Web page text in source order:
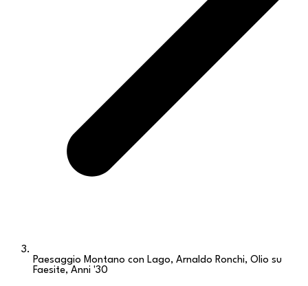
Paesaggio Montano con Lago, Arnaldo Ronchi, Olio su
Faesite, Anni '30